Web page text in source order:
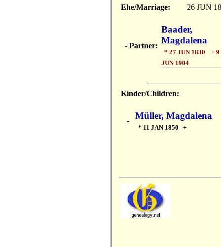
Ehe/Marriage: 26 JUN
- Partner:
Baader,
Magdalena
* 27 JUN 1830 + 9
JUN 1904
Kinder/Children:
- Müller, Magdalena
* 11 JAN 1850 +